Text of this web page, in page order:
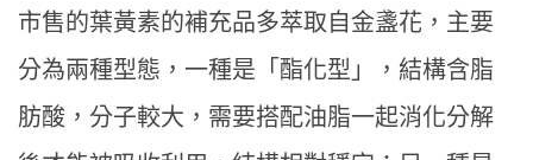
市售的葉黃素的補充品多萃取自金盞花，主要
分為兩種型態，一種是「酯化型」，結構含脂
肪酸，分子較大，需要搭配油脂一起消化分解